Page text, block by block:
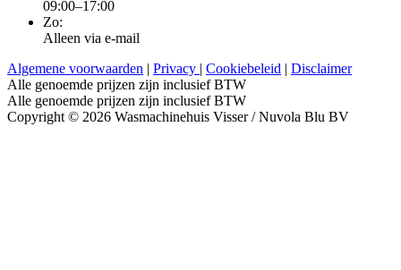
09:00–17:00
Zo:
Alleen via e-mail
Algemene voorwaarden | Privacy | Cookiebeleid | Disclaimer
Alle genoemde prijzen zijn inclusief BTW
Alle genoemde prijzen zijn inclusief BTW
Copyright © 2026 Wasmachinehuis Visser / Nuvola Blu BV